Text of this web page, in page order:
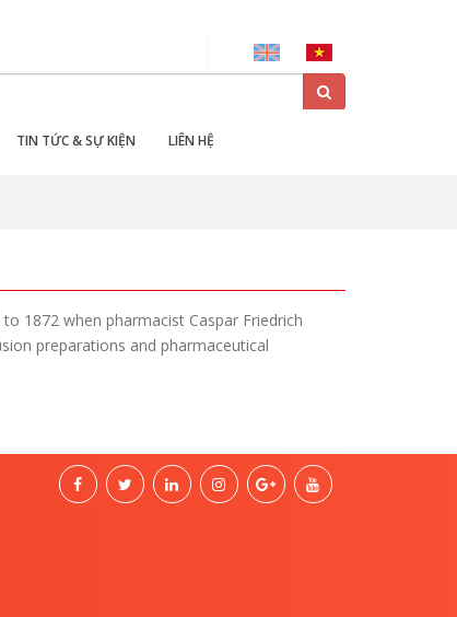
TIN TỨC & SỰ KIỆN LIÊN HỆ
1872 when pharmacist Caspar Friedrich
preparations and pharmaceutical